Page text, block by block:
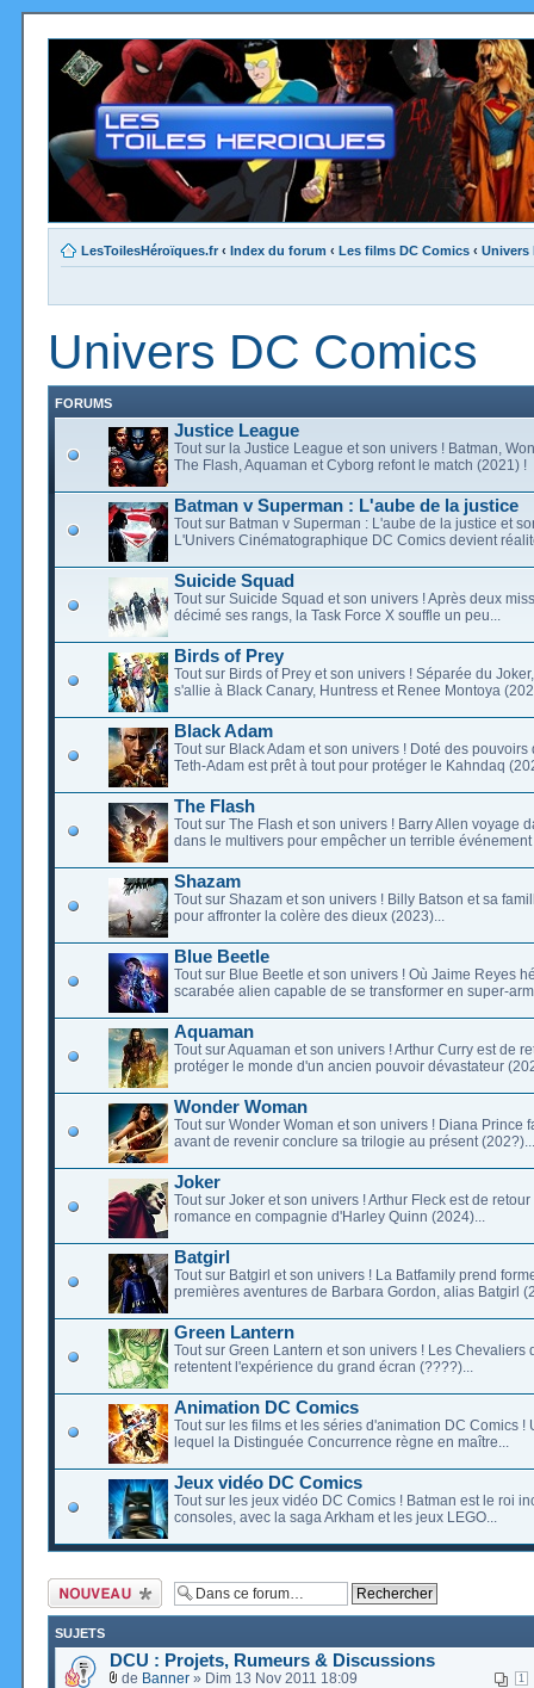
LesToilesHéroïques.fr ‹ Index du forum ‹ Les films DC Comics ‹ Univers
Univers DC Comics
FORUMS
Justice League
Tout sur la Justice League et son univers ! Batman,
The Flash, Aquaman et Cyborg refont le match (2021) !
Batman v Superman : L'aube de la justice
Tout sur Batman v Superman : L'aube de la justice et
L'Univers Cinématographique DC Comics devient
Suicide Squad
Tout sur Suicide Squad et son univers ! Après deux
décimé ses rangs, la Task Force X souffle un peu...
Birds of Prey
Tout sur Birds of Prey et son univers ! Séparée du
s'allie à Black Canary, Huntress et Renee Montoya
Black Adam
Tout sur Black Adam et son univers ! Doté des pouvoirs
Teth-Adam est prêt à tout pour protéger le Kahndaq
The Flash
Tout sur The Flash et son univers ! Barry Allen voyage
dans le multivers pour empêcher un terrible
Shazam
Tout sur Shazam et son univers ! Billy Batson et sa
pour affronter la colère des dieux (2023)...
Blue Beetle
Tout sur Blue Beetle et son univers ! Où Jaime Reyes
scarabée alien capable de se transformer en super-
Aquaman
Tout sur Aquaman et son univers ! Arthur Curry est de
protéger le monde d'un ancien pouvoir dévastateur
Wonder Woman
Tout sur Wonder Woman et son univers ! Diana Prince
avant de revenir conclure sa trilogie au présent (202?)...
Joker
Tout sur Joker et son univers ! Arthur Fleck est de
romance en compagnie d'Harley Quinn (2024)...
Batgirl
Tout sur Batgirl et son univers ! La Batfamily prend
premières aventures de Barbara Gordon, alias Batgirl
Green Lantern
Tout sur Green Lantern et son univers ! Les Chevaliers
retentent l'expérience du grand écran (????)...
Animation DC Comics
Tout sur les films et les séries d'animation DC Comics !
lequel la Distinguée Concurrence règne en maître...
Jeux vidéo DC Comics
Tout sur les jeux vidéo DC Comics ! Batman est le roi
consoles, avec la saga Arkham et les jeux LEGO...
Ecrire un nouveau
sujet
SUJETS
DCU : Projets, Rumeurs & Discussions
1
de Banner » Dim 13 Nov 2011 18:09